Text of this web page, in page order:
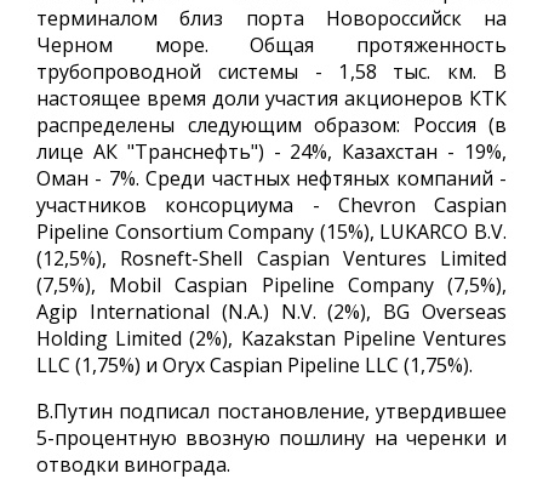
терминалом близ порта Новороссийск на
Черном море. Общая протяженность
трубопроводной системы - 1,58 тыс. км. В
настоящее время доли участия акционеров КТК
распределены следующим образом: Россия (в
лице АК "Транснефть") - 24%, Казахстан - 19%,
Оман - 7%. Среди частных нефтяных компаний -
участников консорциума - Chevron Caspian
Pipeline Consortium Company (15%), LUKARCO B.V.
(12,5%), Rosneft-Shell Caspian Ventures Limited
(7,5%), Mobil Caspian Pipeline Company (7,5%),
Agip International (N.A.) N.V. (2%), BG Overseas
Holding Limited (2%), Kazakstan Pipeline Ventures
LLC (1,75%) и Oryx Caspian Pipeline LLC (1,75%).
В.Путин подписал постановление, утвердившее
5-процентную ввозную пошлину на черенки и
отводки винограда.